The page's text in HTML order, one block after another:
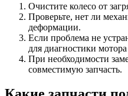
Очистите колесо от
Проверьте, нет ли
деформации.
Если проблема не
для диагностики
При необходимости
совместимую запчасть.